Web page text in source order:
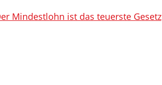
Mindestlohn ist das teuerste Gesetz